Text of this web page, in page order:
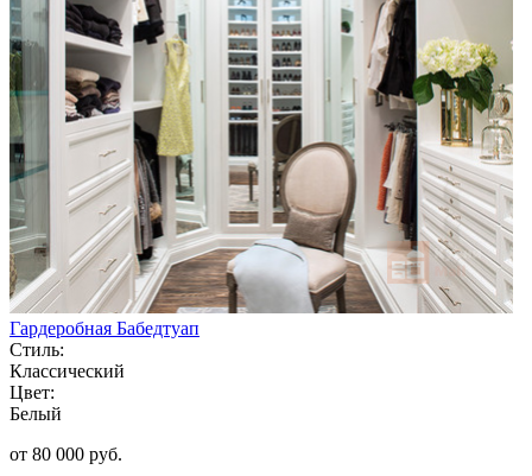
Гардеробная Бабедтуап
Стиль:
Классический
Цвет:
Белый
от 80 000 руб.